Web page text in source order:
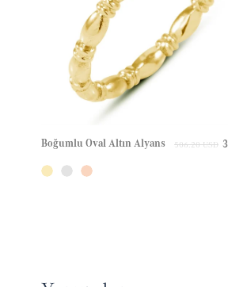
Boğumlu Oval Altın Alyans 506.20 USD